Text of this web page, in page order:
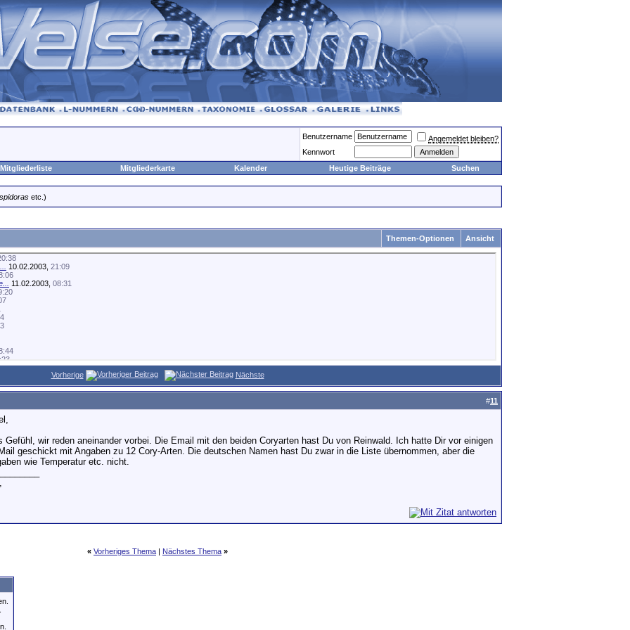
Benutzername
Angemeldet bleiben?
Kennwort
Mitgliederliste Mitgliederkarte Kalender Heutige Beiträge Suchen
etc.)
Themen-Optionen Ansicht
10.02.2003, 21:09
11.02.2003, 08:31
20:06
07.03.2003,20:27
07.03.2003,
Vorherige Nächste
#11
Gefühl, wir reden aneinander vorbei. Die Email mit den beiden Coryarten hast Du von Reinwald. Ich hatte Dir vor einigen
geschickt mit Angaben zu 12 Cory-Arten. Die deutschen Namen hast Du zwar in die Liste übernommen, aber die
wie Temperatur etc. nicht.
« Vorheriges Thema | Nächstes Thema »